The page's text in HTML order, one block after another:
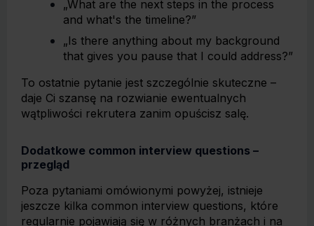
„What are the next steps in the process
and what's the timeline?”
„Is there anything about my background
that gives you pause that I could address?”
To ostatnie pytanie jest szczególnie skuteczne –
daje Ci szansę na rozwianie ewentualnych
wątpliwości rekrutera zanim opuścisz salę.
Dodatkowe common interview questions –
przegląd
Poza pytaniami omówionymi powyżej, istnieje
jeszcze kilka common interview questions, które
regularnie pojawiają się w różnych branżach i na